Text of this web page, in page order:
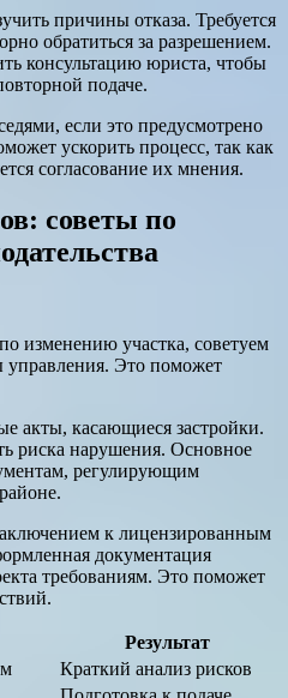
причины отказа. Требуется
обратиться за разрешением.
консультацию юриста, чтобы
подаче.
если это предусмотрено
ускорить процесс, так как
согласование их мнения.
советы по
изменению участка, советуем
управления. Это поможет
акты, касающиеся застройки.
риска нарушения. Основное
регулирующим
к лицензированным
документация
требованиям. Это поможет
Результат
Краткий анализ рисков